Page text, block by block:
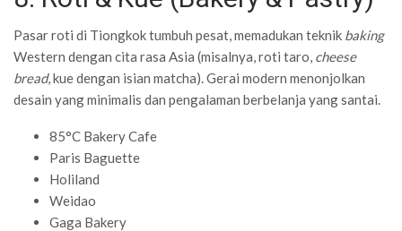
Pasar roti di Tiongkok tumbuh pesat, memadukan teknik baking
Western dengan cita rasa Asia (misalnya, roti taro, cheese
bread, kue dengan isian matcha). Gerai modern menonjolkan
desain yang minimalis dan pengalaman berbelanja yang santai.
85°C Bakery Cafe
Paris Baguette
Holiland
Weidao
Gaga Bakery